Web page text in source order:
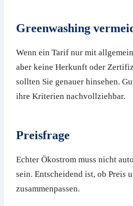
Greenwashing
Wenn ein Tarif nur mit
aber keine Herkunft oder
sollten Sie genauer hinsehen.
ihre Kriterien nachvollziehbar.
Preisfrage
Echter Ökostrom muss nicht
sein. Entscheidend ist, ob Preis
zusammenpassen.